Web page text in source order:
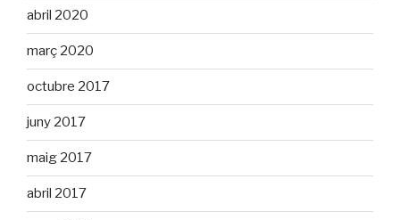
abril 2020
març 2020
octubre 2017
juny 2017
maig 2017
abril 2017